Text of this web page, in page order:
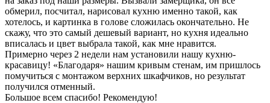
обмерил, посчитал, нарисовал кухню именно такой, как
хотелось, и картинка в голове сложилась окончательно. Не
скажу, что это самый дешевый вариант, но кухня идеально
вписалась и цвет выбрала такой, как мне нравится.
Примерно через 2 недели нам установили нашу кухню-
красавицу! «Благодаря» нашим кривым стенам, им пришлось
помучиться с монтажом верхних шкафчиков, но результат
получился отменный.
Большое всем спасибо! Рекомендую!